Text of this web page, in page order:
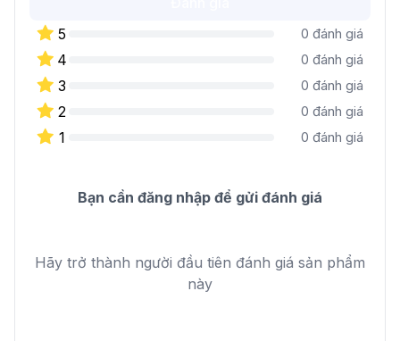
5
0 đánh giá
4 0 đánh giá
3 0 đánh giá
2 0 đánh giá
1 0 đánh giá
Bạn cần đăng nhập để gửi đánh giá
Hãy trở thành người đầu tiên đánh giá sản phẩm
này